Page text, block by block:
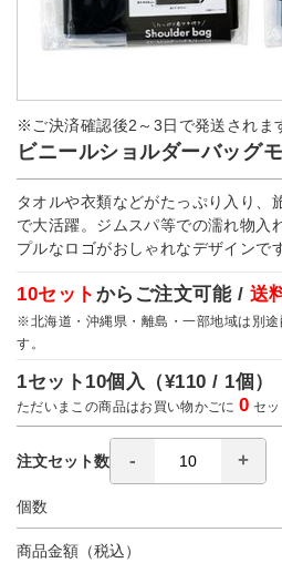
※ご決済確認後2～3日で発送されま
ビニールショルダーバッグ
タオルや衣類などがたっぷり入り、
で大活躍。ジムスパ等での濡れ物入
プルなロゴがおしゃれなデザインで
10セット からご注文可能 / 送
※北海道・沖縄県・離島・一部地域は別途
す。
1セット10個入（¥110 / 1個
ただいまこの商品はお買い物かごに0 セ
注文セット数
個数
商品金額（税込）